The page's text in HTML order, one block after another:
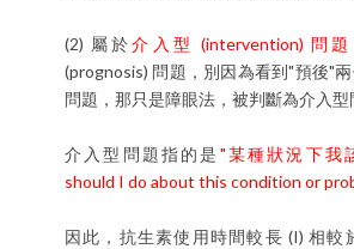
(2) 屬於介入型 (intervention) 問題
(prognosis) 問題，別因為看到"預後"
問題，那只是障眼法，被判斷為介入
介入型問題指的是 "某種狀況下我
should I do about this condition or
因此，抗生素使用時間較長 (I) 相較